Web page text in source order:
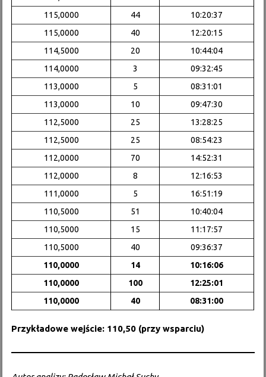
115,0000
44
10:20:37
115,0000
40
12:20:15
114,5000
20
10:44:04
114,0000
3
09:32:45
113,0000
5
08:31:01
113,0000
10
09:47:30
112,5000
25
13:28:25
112,5000
25
08:54:23
112,0000
70
14:52:31
112,0000
8
12:16:53
111,0000
5
16:51:19
110,5000
51
10:40:04
110,5000
15
11:17:57
110,5000
40
09:36:37
110,0000
14
10:16:06
110,0000
100
12:25:01
110,0000
40 08:31:00
Przykładowe wejście: 110,50 (przy wsparciu)